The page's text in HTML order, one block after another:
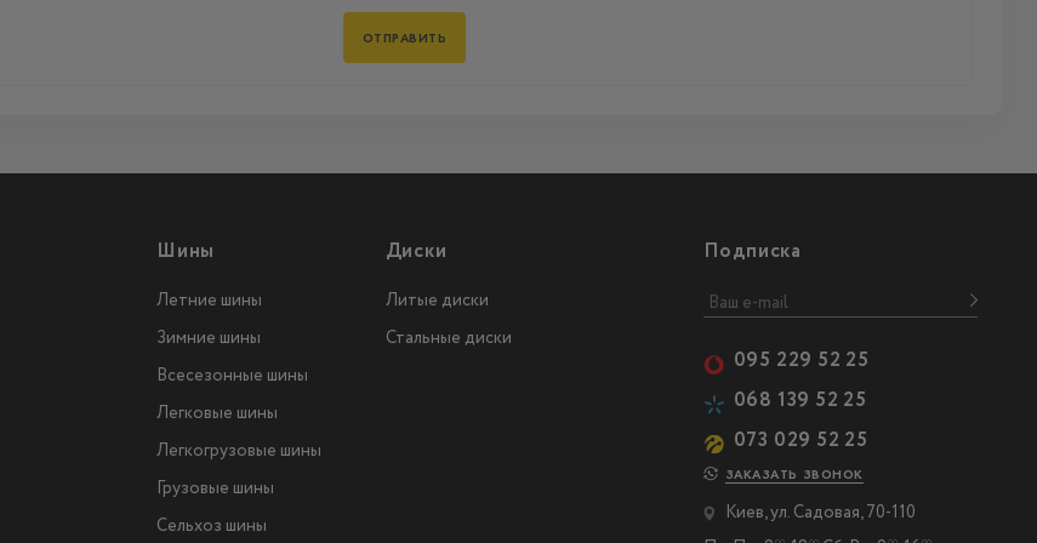
Шины
Летние шины
Зимние шины
Всесезонные шины
Легковые шины
Легкогрузовые шины
Грузовые шины
Сельхоз шины
Диски
Литые диски
Стальные диски
Подписка
095 229 52 25
068 139 52 25
073 029 52 25
ЗАКАЗАТЬ ЗВОНОК
Киев, ул. Садовая, 70-110